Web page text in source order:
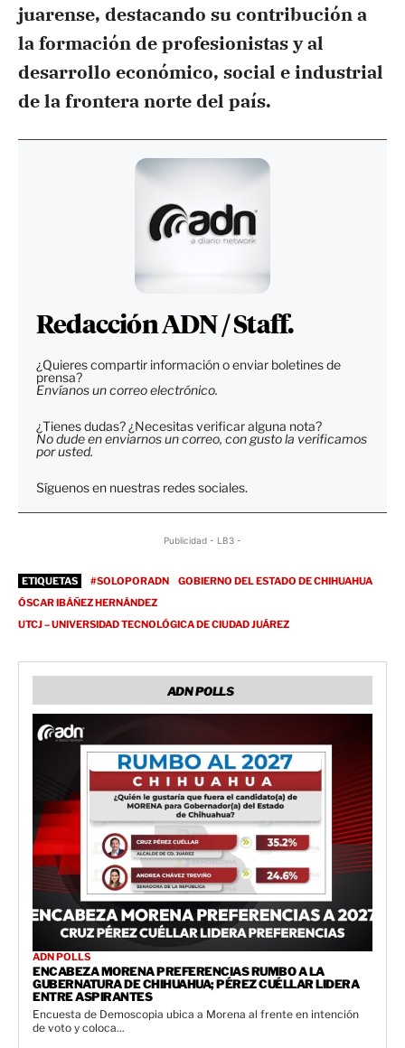
juarense, destacando su contribución a
la formación de profesionistas y al
desarrollo económico, social e industrial
de la frontera norte del país.
Redacción ADN / Staff.
¿Quieres compartir información o enviar boletines de
prensa?
Envíanos un correo electrónico.
¿Tienes dudas? ¿Necesitas verificar alguna nota?
No dude en enviarnos un correo, con gusto la verificamos
por usted.
Síguenos en nuestras redes sociales.
Publicidad - LB3 -
ETIQUETAS #SOLOPORADN
GOBIERNO DEL ESTADO DE CHIHUAHUA
ÓSCAR IBÁÑEZ HERNÁNDEZ
UTCJ – UNIVERSIDAD TECNOLÓGICA DE CIUDAD JUÁREZ
ADN POLLS
ADN POLLS
ENCABEZA MORENA PREFERENCIAS RUMBO A LA
GUBERNATURA DE CHIHUAHUA; PÉREZ CUÉLLAR LIDERA
ENTRE ASPIRANTES
Encuesta de Demoscopia ubica a Morena al frente en intención
de voto y coloca...